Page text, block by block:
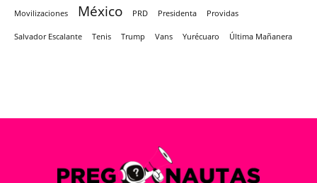
Movilizaciones México PRD Presidenta Providas
Salvador Escalante Tenis Trump Vans Yurécuaro Última Mañanera